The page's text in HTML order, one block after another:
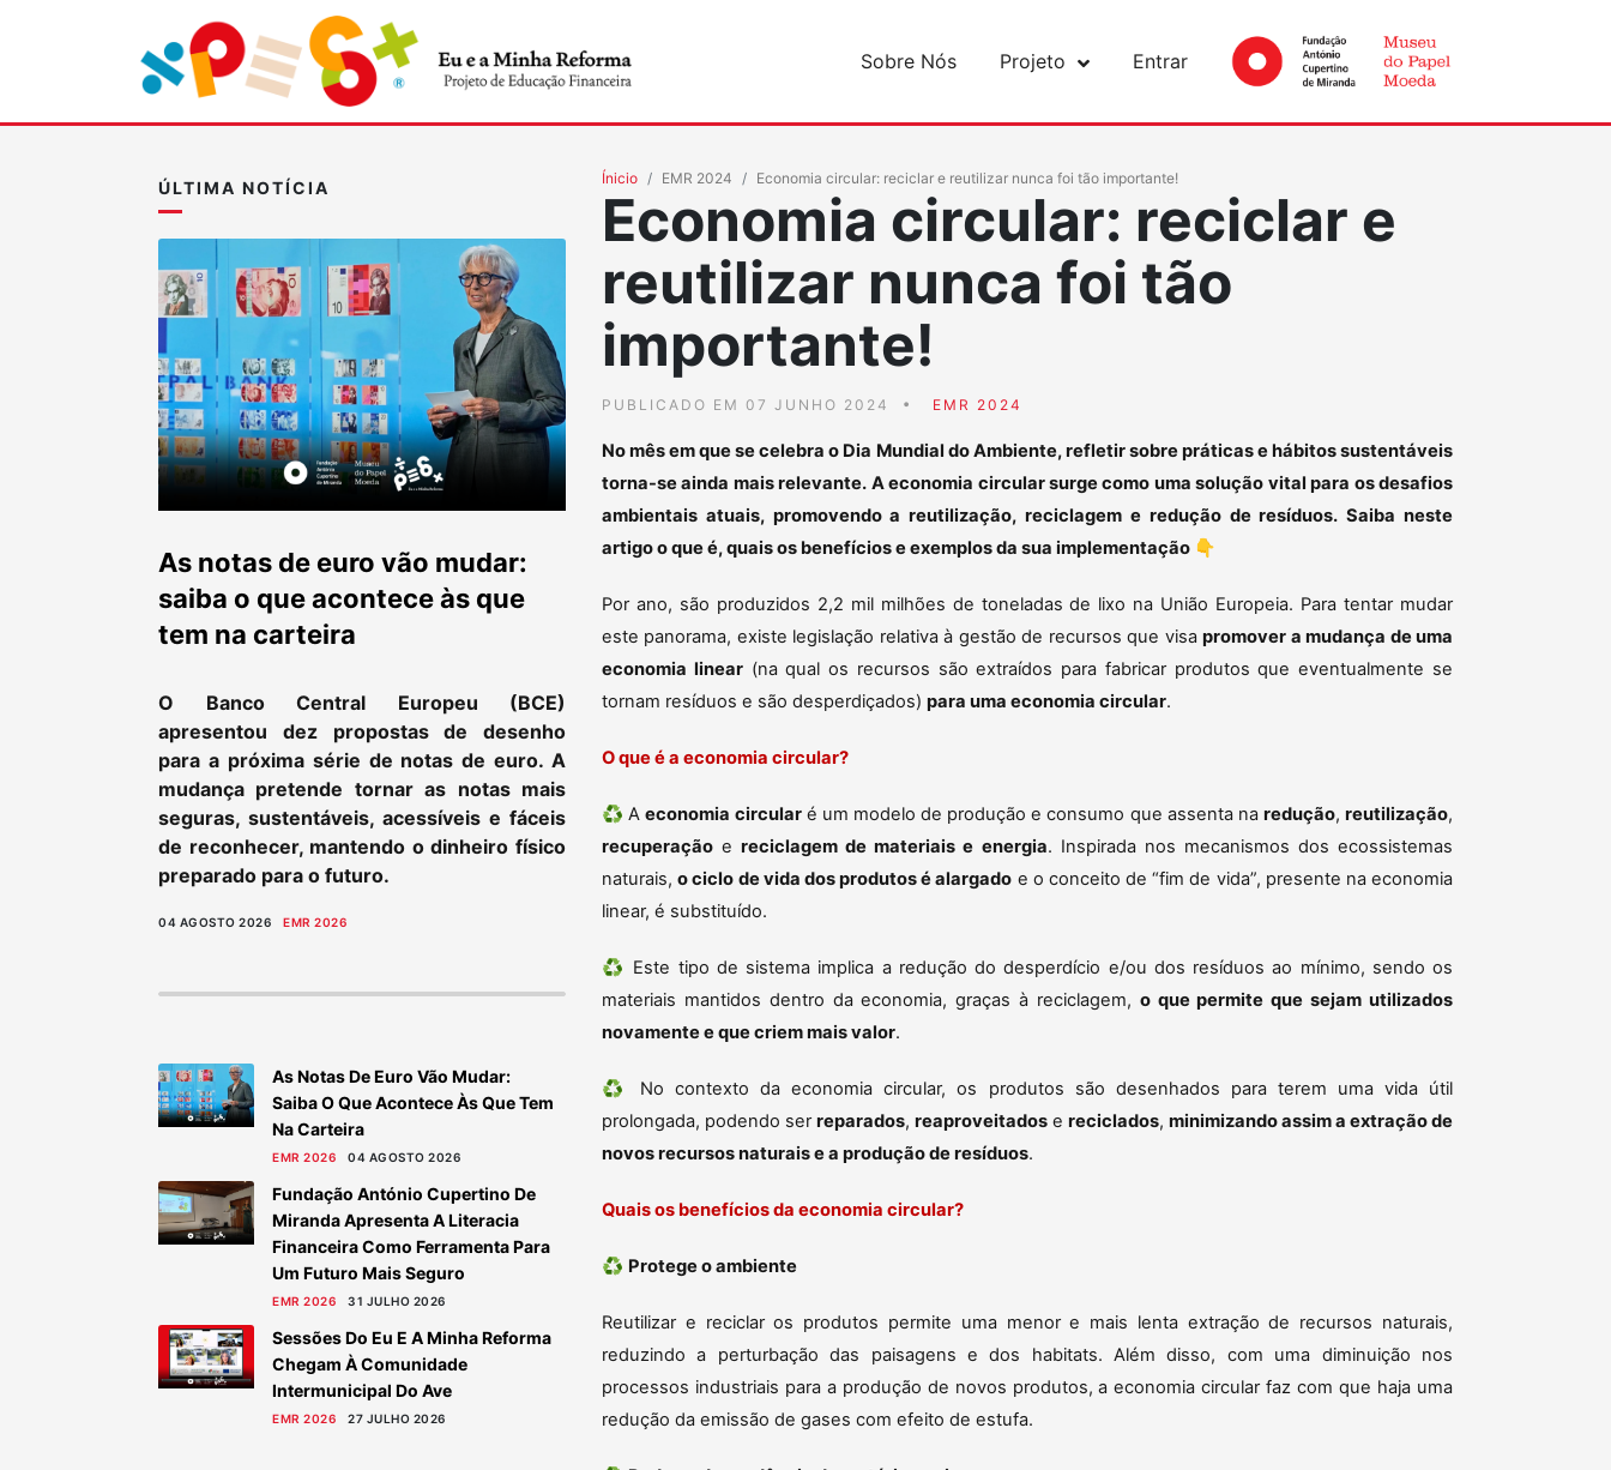
Sobre Nós Projeto Entrar
ÚLTIMA NOTÍCIA
As notas de euro vão mudar:
saiba o que acontece às que
tem na carteira
O Banco Central Europeu (BCE)
apresentou dez propostas de desenho
para a próxima série de notas de euro. A
mudança pretende tornar as notas mais
seguras, sustentáveis, acessíveis e fáceis
de reconhecer, mantendo o dinheiro físico
preparado para o futuro.
04 AGOSTO 2026 EMR 2026
As Notas De Euro Vão Mudar:
Saiba O Que Acontece Às Que Tem
Na Carteira
EMR 2026 04 AGOSTO 2026
Fundação António Cupertino De
Miranda Apresenta A Literacia
Financeira Como Ferramenta Para
Um Futuro Mais Seguro
EMR 2026 31 JULHO 2026
Sessões Do Eu E A Minha Reforma
Chegam À Comunidade
Intermunicipal Do Ave
EMR 2026 27 JULHO 2026
Ínicio EMR 2024 Economia circular: reciclar e reutilizar nunca foi tão importante!
Economia circular: reciclar e
reutilizar nunca foi tão
importante!
PUBLICADO EM 07 JUNHO 2024 EMR 2024
No mês em que se celebra o Dia Mundial do Ambiente, refletir sobre práticas e hábitos sustentáveis
torna-se ainda mais relevante. A economia circular surge como uma solução vital para os desafios
ambientais atuais, promovendo a reutilização, reciclagem e redução de resíduos. Saiba neste
artigo o que é, quais os benefícios e exemplos da sua implementação 👇
Por ano, são produzidos 2,2 mil milhões de toneladas de lixo na União Europeia. Para tentar mudar
este panorama, existe legislação relativa à gestão de recursos que visapromover a mudança de uma
economia linear(na qual os recursos são extraídos para fabricar produtos que eventualmente se
tornam resíduos e são desperdiçados) para uma economia circular.
O que é a economia circular?
♻️ Aeconomia circularé um modelo de produção e consumo que assenta na redução, reutilização,
recuperação ereciclagem de materiais e energia. Inspirada nos mecanismos dos ecossistemas
naturais,o ciclo de vida dos produtos é alargado e o conceito de “fim de vida”, presente na economia
linear, é substituído.
♻️ Este tipo de sistema implica a redução do desperdício e/ou dos resíduos ao mínimo, sendo os
materiais mantidos dentro da economia, graças à reciclagem, o que permite que sejam utilizados
novamente e que criem mais valor.
♻️ No contexto da economia circular, os produtos são desenhados para terem uma vida útil
prolongada, podendo serreparados, reaproveitados e reciclados, minimizando assim a extração de
novos recursos naturais e a produção de resíduos.
Quais os benefícios da economia circular?
♻️ Protege o ambiente
Reutilizar e reciclar os produtos permite uma menor e mais lenta extração de recursos naturais,
reduzindo a perturbação das paisagens e dos habitats. Além disso, com uma diminuição nos
processos industriais para a produção de novos produtos, a economia circular faz com que haja uma
redução da emissão de gases com efeito de estufa.